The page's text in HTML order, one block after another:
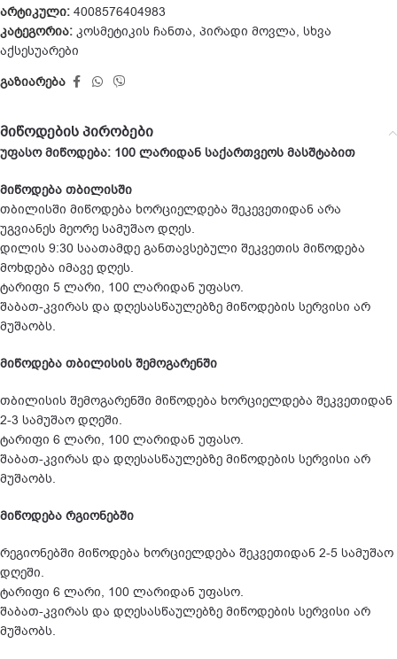
არტიკული: 4008576404983
კატეგორია: კოსმეტიკის ჩანთა, პირადი მოვლა, სხვა
აქსესუარები
გაზიარება
მიწოდების პირობები
უფასო მიწოდება: 100 ლარიდან საქართვეოს მასშტაბით
მიწოდება თბილისში
თბილისში მიწოდება ხორციელდება შეკევეთიდან არა
უგვიანეს მეორე სამუშაო დღეს.
დილის 9:30 საათამდე განთავსებული შეკვეთის მიწოდება
მოხდება იმავე დღეს.
ტარიფი 5 ლარი, 100 ლარიდან უფასო.
შაბათ-კვირას და დღესასწაულებზე მიწოდების სერვისი არ
მუშაობს.
მიწოდება თბილისის შემოგარენში
თბილისის შემოგარენში მიწოდება ხორციელდება შეკვეთიდან
2-3 სამუშაო დღეში.
ტარიფი 6 ლარი, 100 ლარიდან უფასო.
შაბათ-კვირას და დღესასწაულებზე მიწოდების სერვისი არ
მუშაობს.
მიწოდება რგიონებში
რეგიონებში მიწოდება ხორციელდება შეკვეთიდან 2-5 სამუშაო
დღეში.
ტარიფი 6 ლარი, 100 ლარიდან უფასო.
შაბათ-კვირას და დღესასწაულებზე მიწოდების სერვისი არ
მუშაობს.